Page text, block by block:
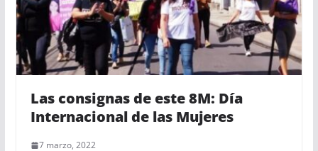
Las consignas de este 8M: Día
Internacional de las Mujeres
7 marzo, 2022